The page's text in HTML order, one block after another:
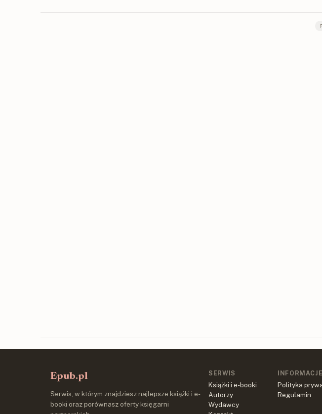
Epub.pl
Serwis, w którym znajdziesz najlepsze książki i e-
booki oraz porównasz oferty księgarni
SERWIS
Książki i e-booki
Autorzy
Wydawcy
INFORMACJE
Polityka
Regulamin